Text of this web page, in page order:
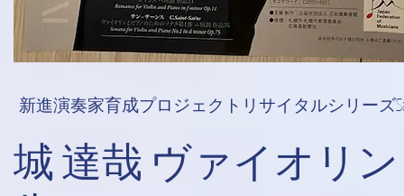
新進演奏家育成プロジェクトリサイタルシリーズ
城 達哉 ヴァイオリ